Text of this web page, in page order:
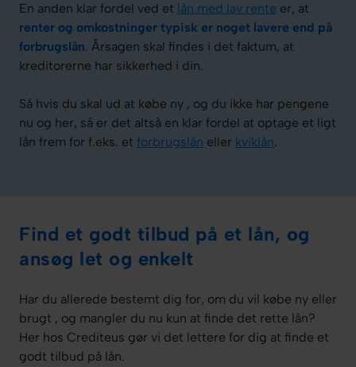
En anden klar fordel ved et lån med lav rente er, at
renter og omkostninger typisk er noget lavere end på
forbrugslån. Årsagen skal findes i det faktum, at
kreditorerne har sikkerhed i din.
Så hvis du skal ud at købe ny , og du ikke har pengene
nu og her, så er det altså en klar fordel at optage et ligt
lån frem for f.eks. et forbrugslån eller kviklån.
Find et godt tilbud på et lån, og
ansøg let og enkelt
Har du allerede bestemt dig for, om du vil købe ny eller
brugt , og mangler du nu kun at finde det rette lån?
Her hos Crediteus gør vi det lettere for dig at finde et
godt tilbud på lån.